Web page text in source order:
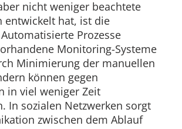
nicht weniger beachtete
entwickelt hat, ist die
Prozesse
Monitoring-Systeme
Minimierung der manuellen
können gegen
in viel weniger Zeit
In sozialen Netzwerken sorgt
zwischen dem Ablauf